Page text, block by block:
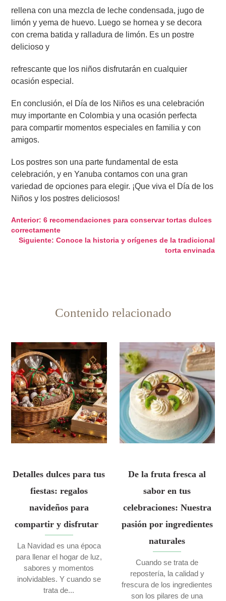
rellena con una mezcla de leche condensada, jugo de
limón y yema de huevo. Luego se hornea y se decora
con crema batida y ralladura de limón. Es un postre
delicioso y
refrescante que los niños disfrutarán en cualquier
ocasión especial.
En conclusión, el Día de los Niños es una celebración
muy importante en Colombia y una ocasión perfecta
para compartir momentos especiales en familia y con
amigos.
Los postres son una parte fundamental de esta
celebración, y en Yanuba contamos con una gran
variedad de opciones para elegir. ¡Que viva el Día de los
Niños y los postres deliciosos!
Navegación
de
Anterior: 6 recomendaciones para conservar tortas dulces
correctamente
Siguiente: Conoce la historia y orígenes de la tradicional
torta envinada
Contenido relacionado
Detalles dulces para tus
fiestas: regalos
navideños para
compartir y disfrutar
La Navidad es una época
para llenar el hogar de luz,
sabores y momentos
inolvidables. Y cuando se
trata de...
De la fruta fresca al
sabor en tus
celebraciones: Nuestra
pasión por ingredientes
naturales
Cuando se trata de
repostería, la calidad y
frescura de los ingredientes
son los pilares de una